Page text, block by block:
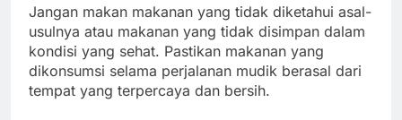
Jangan makan makanan yang tidak diketahui asal-
usulnya atau makanan yang tidak disimpan dalam
kondisi yang sehat. Pastikan makanan yang
dikonsumsi selama perjalanan mudik berasal dari
tempat yang terpercaya dan bersih.